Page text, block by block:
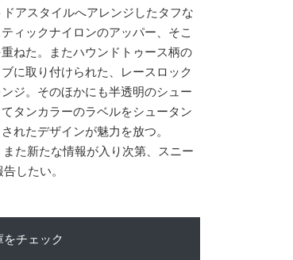
アスタイルへアレンジしたタフな
ィックナイロンのアッパー、そこ
ねた。またハウンドトゥース柄の
に取り付けられた、レースロック
ジ。そのほかにも半透明のシュー
タンカラーのラベルをシュータン
れたデザインが魅力を放つ。
た新たな情報が入り次第、スニー
したい。
をチェック